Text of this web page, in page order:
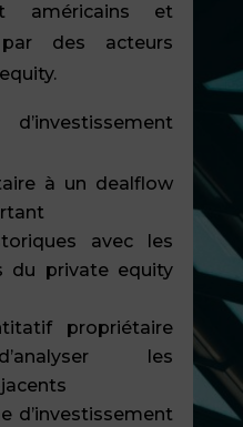
américains et
des acteurs
à un dealflow
avec les
du private equity
propriétaire
les
d’investissement